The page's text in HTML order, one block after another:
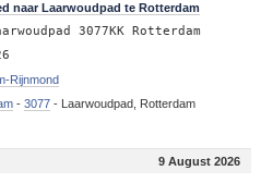
naar Laarwoudpad te Rotterdam
3077KK Rotterdam
Rijnmond
- 3077- Laarwoudpad, Rotterdam
9 August 2026